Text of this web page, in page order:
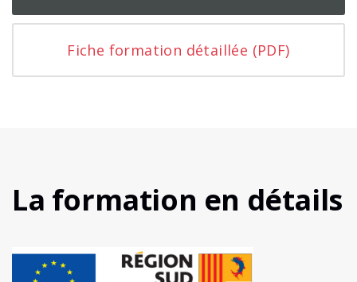
Fiche formation détaillée (PDF)
La formation en détails